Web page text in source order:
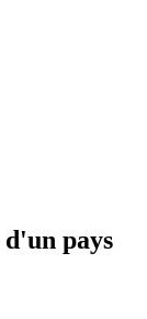
d'un pays